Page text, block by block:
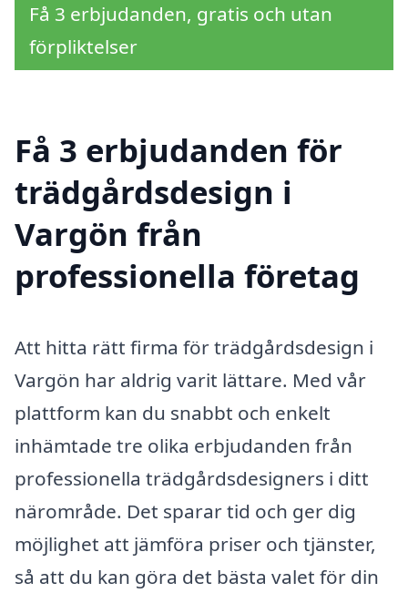
Få 3 erbjudanden, gratis och utan
förpliktelser
Få 3 erbjudanden för
trädgårdsdesign i
Vargön från
professionella företag
Att hitta rätt firma för trädgårdsdesign i
Vargön har aldrig varit lättare. Med vår
plattform kan du snabbt och enkelt
inhämtade tre olika erbjudanden från
professionella trädgårdsdesigners i ditt
närområde. Det sparar tid och ger dig
möjlighet att jämföra priser och tjänster,
så att du kan göra det bästa valet för din